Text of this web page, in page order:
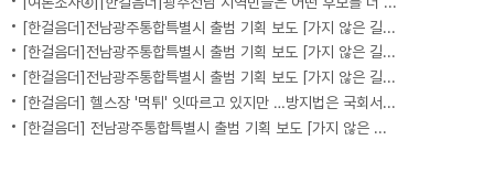
[한걸음더]전남광주통합특별시 출범 기획 보도 [가지 않은 길] 5편 프랑스 헌법에 새긴 '지방 분권'..전남광주 통합 성공 조건은?
[한걸음더]전남광주통합특별시 출범 기획 보도 [가지 않은 길] 4편 프랑스 지역 통합 10년 성적표
[한걸음더]전남광주통합특별시 출범 기획 보도 [가지 않은 길] 3편 프랑스 통합 10년 지났지만..."우린 여전히 알자스인"
[한걸음더] 헬스장 '먹튀' 잇따르고 있지만 …방지법은 국회서 낮잠
[한걸음더] 전남광주통합특별시 출범 기획 보도 [가지 않은 길] 2편 지방이 주도한 투자..'유럽 상위 5개 지역' 도약 비결은?